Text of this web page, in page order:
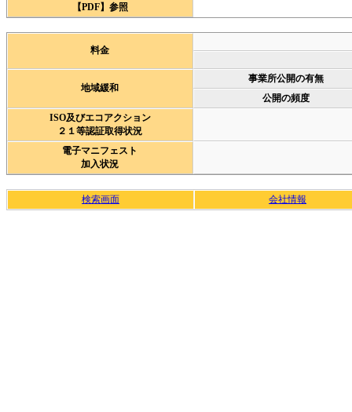
【PDF】参照
料金
地域緩和
事業所公開の有無
公開の頻度
ISO及びエコアクション
２１等認証取得状況
電子マニフェスト
加入状況
検索画面 会社情報